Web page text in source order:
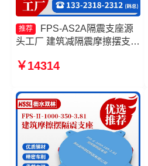
推荐
FPS-AS2A隔震支座源
头工厂 建筑减隔震摩擦摆支座
FPSII-9000-350-3.81 摩擦摆
￥14314